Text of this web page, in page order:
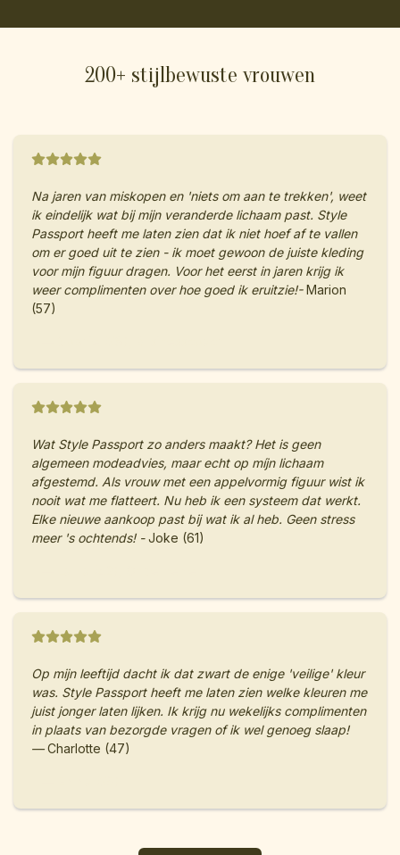
200+ stijlbewuste vrouwen
Na jaren van miskopen en 'niets om aan te trekken', weet
ik eindelijk wat bij mijn veranderde lichaam past. Style
Passport heeft me laten zien dat ik niet hoef af te vallen
om er goed uit te zien - ik moet gewoon de juiste kleding
voor mijn figuur dragen. Voor het eerst in jaren krijg ik
weer complimenten over hoe goed ik eruitzie!-Marion
(57)
Wat Style Passport zo anders maakt? Het is geen
algemeen modeadvies, maar echt op míjn lichaam
afgestemd. Als vrouw met een appelvormig figuur wist ik
nooit wat me flatteert. Nu heb ik een systeem dat werkt.
Elke nieuwe aankoop past bij wat ik al heb. Geen stress
meer 's ochtends! -Joke (61)
Op mijn leeftijd dacht ik dat zwart de enige 'veilige' kleur
was. Style Passport heeft me laten zien welke kleuren me
juist jonger laten lijken. Ik krijg nu wekelijks complimenten
in plaats van bezorgde vragen of ik wel genoeg slaap!
—Charlotte (47)